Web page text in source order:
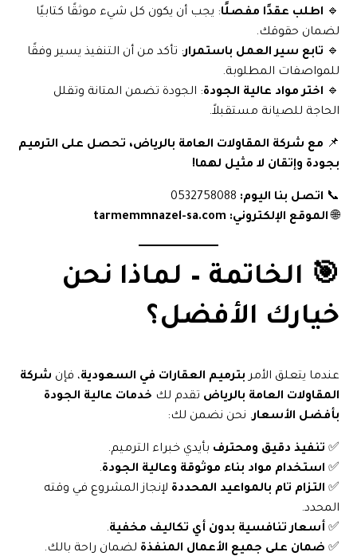
🔹 اطلب عقدًا مفصلًا: يجب أن يكون كل شيء موثقًا كتابيًا
لضمان حقوقك.
🔹 تابع سير العمل باستمرار: تأكد من أن التنفيذ يسير وفقًا
للمواصفات المطلوبة.
🔹 اختر مواد عالية الجودة: الجودة تضمن المتانة وتقلل
الحاجة للصيانة مستقبلاً.
📌 مع شركة المقاولات العامة بالرياض، تحصل على الترميم
بجودة وإتقان لا مثيل لهما!
📞 اتصل بنا اليوم:
🌐الموقع الإلكتروني: tarmemmnazel-sa.com
🎯 الخاتمة – لماذا نحن
خيارك الأفضل؟
عندما يتعلق الأمر بترميم العقارات في السعودية، فإن شركة
المقاولات العامة بالرياض تقدم لك خدمات عالية الجودة
بأفضل الأسعار. نحن نضمن لك:
✅ تنفيذ دقيق ومحترف بأيدي خبراء الترميم.
✅ استخدام مواد بناء موثوقة وعالية الجودة.
✅ التزام تام بالمواعيد المحددة لإنجاز المشروع في وقته
المحدد.
✅ أسعار تنافسية بدون أي تكاليف مخفية.
✅ ضمان على جميع الأعمال المنفذة لضمان راحة بالك.